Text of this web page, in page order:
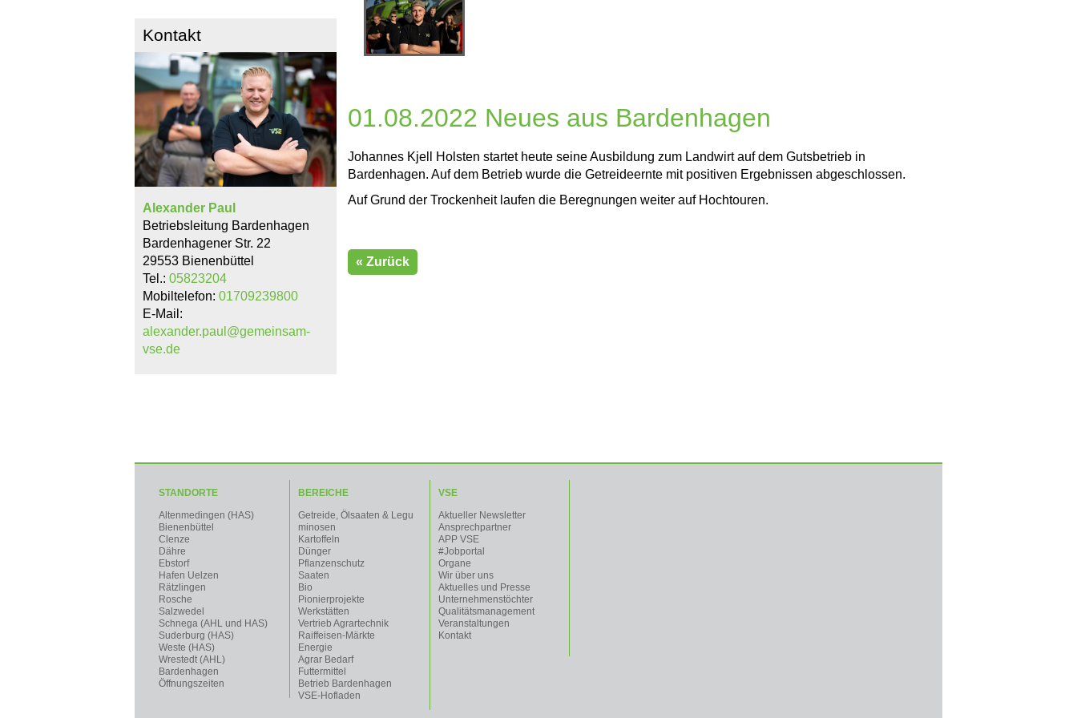
Kontakt
Alexander Paul
Betriebsleitung Bardenhagen
Bardenhagener Str. 22
29553 Bienenbüttel
Tel.: 05823204
Mobiltelefon: 01709239800
E-Mail:
alexander.paul@gemeinsam-
vse.de
01.08.2022 Neues aus Bardenhagen
Johannes Kjell Holsten startet heute seine Ausbildung zum Landwirt auf dem Gutsbetrieb in
Bardenhagen. Auf dem Betrieb wurde die Getreideernte mit positiven Ergebnissen abgeschlossen.
Auf Grund der Trockenheit laufen die Beregnungen weiter auf Hochtouren.
« Zurück
STANDORTE
Altenmedingen (HAS)
Bienenbüttel
Clenze
Dähre
Ebstorf
Hafen Uelzen
Rätzlingen
Rosche
Salzwedel
Schnega (AHL und HAS)
Suderburg (HAS)
Weste (HAS)
Wrestedt (AHL)
Bardenhagen
Öffnungszeiten
BEREICHE
Getreide, Ölsaaten & Legu
minosen
Kartoffeln
Dünger
Pflanzenschutz
Saaten
Bio
Pionierprojekte
Werkstätten
Vertrieb Agrartechnik
Raiffeisen-Märkte
Energie
Agrar Bedarf
Futtermittel
Betrieb Bardenhagen
VSE-Hofladen
VSE
Aktueller Newsletter
Ansprechpartner
APP VSE
#Jobportal
Organe
Wir über uns
Aktuelles und Presse
Unternehmenstöchter
Qualitätsmanagement
Veranstaltungen
Kontakt